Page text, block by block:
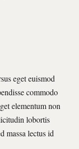
eget euismod
commodo
elementum non
lobortis
massa lectus id